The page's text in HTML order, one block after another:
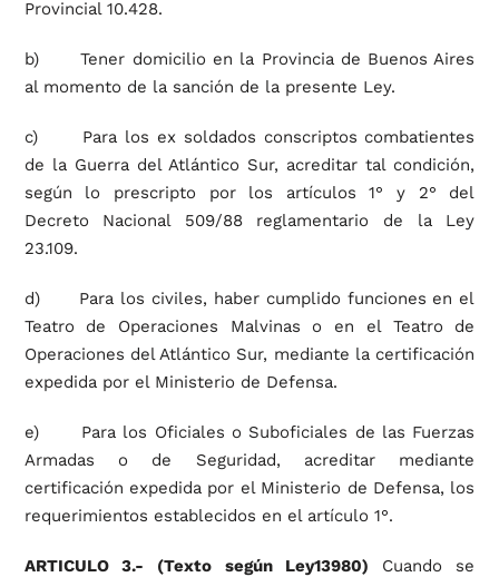
Provincial 10.428.
b) Tener domicilio en la Provincia de Buenos Aires
al momento de la sanción de la presente Ley.
c) Para los ex soldados conscriptos combatientes
de la Guerra del Atlántico Sur, acreditar tal condición,
según lo prescripto por los artículos 1° y 2° del
Decreto Nacional 509/88 reglamentario de la Ley
23.109.
d) Para los civiles, haber cumplido funciones en el
Teatro de Operaciones Malvinas o en el Teatro de
Operaciones del Atlántico Sur, mediante la certificación
expedida por el Ministerio de Defensa.
e) Para los Oficiales o Suboficiales de las Fuerzas
Armadas o de Seguridad, acreditar mediante
certificación expedida por el Ministerio de Defensa, los
requerimientos establecidos en el artículo 1°.
ARTICULO 3.- (Texto según Ley13980) Cuando se